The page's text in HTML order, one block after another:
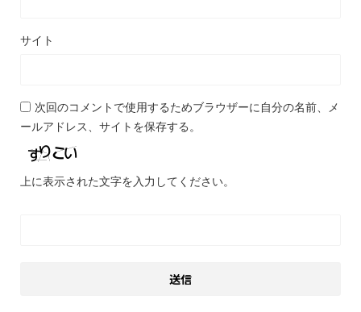
サイト
次回のコメントで使用するためブラウザーに自分の名前、メ
ールアドレス、サイトを保存する。
上に表示された文字を入力してください。